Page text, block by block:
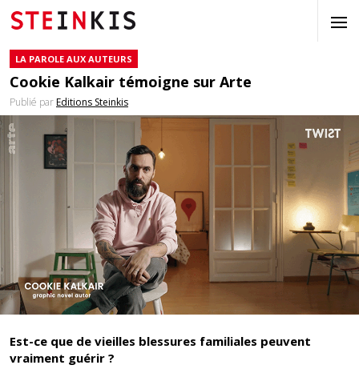
LA PAROLE AUX AUTEURS
Cookie Kalkair témoigne sur Arte
Publié parEditions Steinkis
Est-ce que de vieilles blessures familiales peuvent
vraiment guérir ?